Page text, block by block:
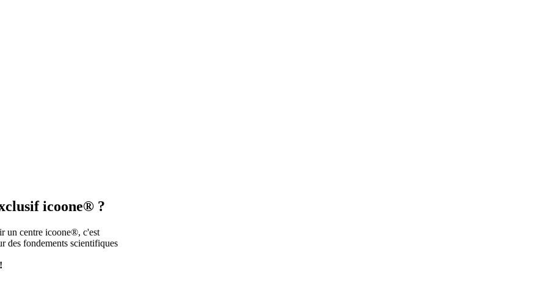
icoone® ?
un centre icoone®, c'est
des fondements scientifiques